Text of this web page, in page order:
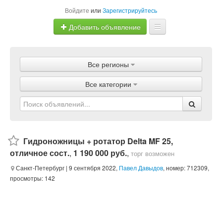
Войдите или Зарегистрируйтесь
Добавить объявление
Объявления
Магазины
Услуги
Все регионы
Все категории
Гидроножницы + ротатор Delta MF 25,
отличное сост., 1 190 000 руб., торг возможен
Санкт-Петербург | 9 сентября 2022, Павел Давыдов, номер: 712309,
просмотры: 142